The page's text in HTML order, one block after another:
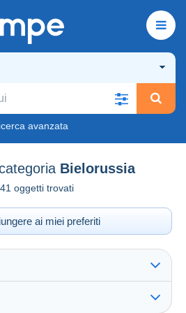
avanzata
Bielorussia
oggetti trovati
ai miei preferiti